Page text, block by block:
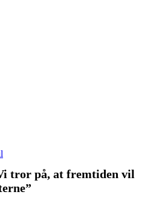
tror på, at fremtiden vil